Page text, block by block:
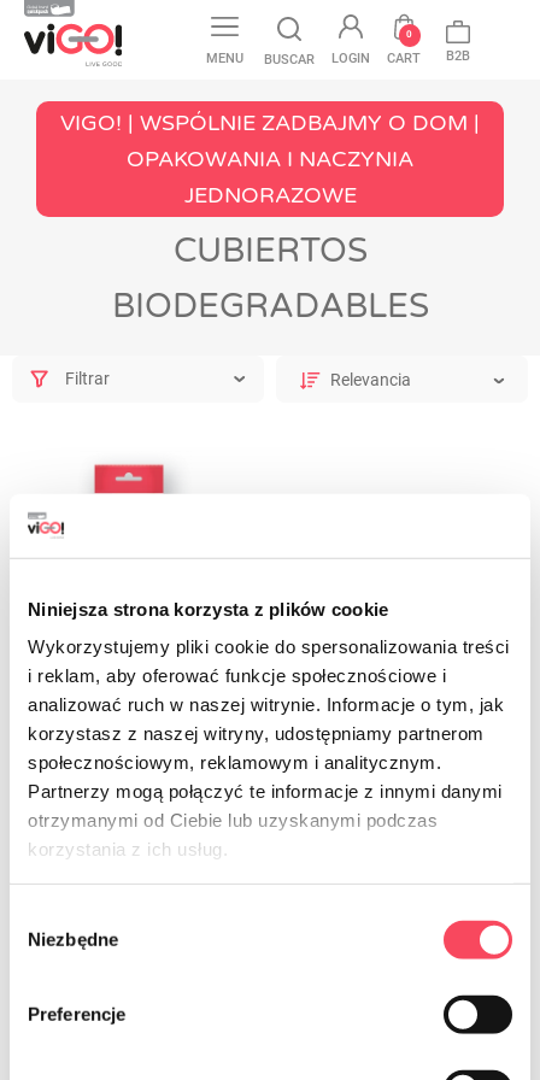
Niniejsza strona korzysta z plików cookie
Wykorzystujemy pliki cookie do spersonalizowania treści
i reklam, aby oferować funkcje społecznościowe i
analizować ruch w naszej witrynie. Informacje o tym, jak
korzystasz z naszej witryny, udostępniamy partnerom
społecznościowym, reklamowym i analitycznym.
Partnerzy mogą połączyć te informacje z innymi danymi
otrzymanymi od Ciebie lub uzyskanymi podczas
korzystania z ich usług.
zgody
Niezbędne
Preferencje
MENU BUSCAR LOGIN CART
0
B2B
VIGO! | WSPÓLNIE ZADBAJMY O DOM |
OPAKOWANIA I NACZYNIA
JEDNORAZOWE
CUBIERTOS
BIODEGRADABLES
Filtrar
7322200
viGO! Cuchillos Bio PLA blancos 6
piezas
4,99 zł brutto
- +